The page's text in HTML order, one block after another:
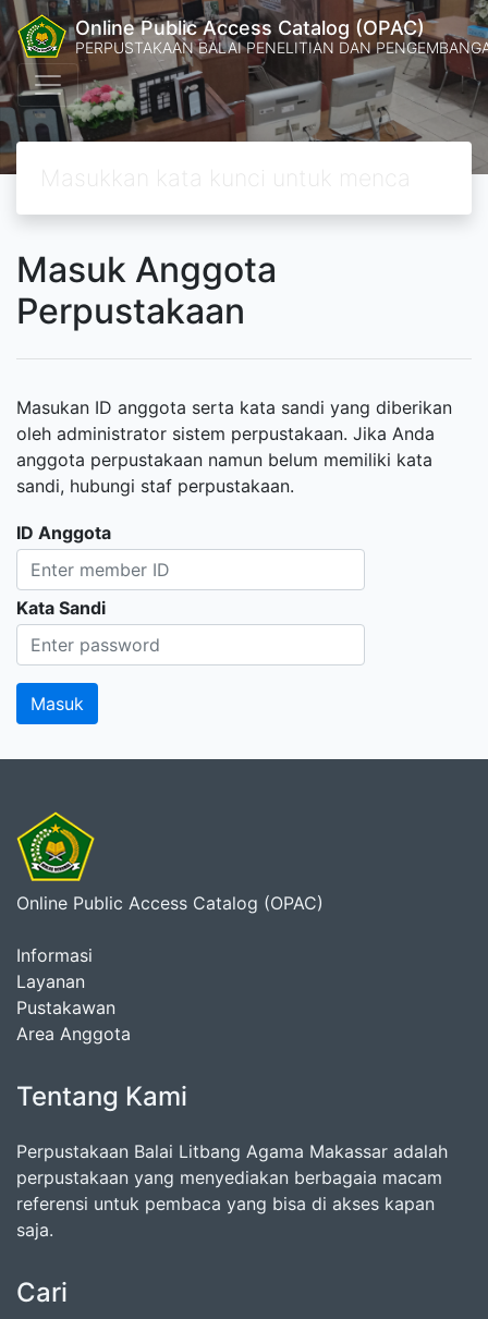
Online Public Access Catalog (OPAC)
PERPUSTAKAAN BALAI PENELITIAN DAN
Masuk Anggota
Perpustakaan
Masukan ID anggota serta kata sandi yang diberikan
oleh administrator sistem perpustakaan. Jika Anda
anggota perpustakaan namun belum memiliki kata
sandi, hubungi staf perpustakaan.
ID Anggota
Kata Sandi
Online Public Access Catalog (OPAC)
Informasi
Layanan
Pustakawan
Area Anggota
Tentang Kami
Perpustakaan Balai Litbang Agama Makassar adalah
perpustakaan yang menyediakan berbagaia macam
referensi untuk pembaca yang bisa di akses kapan
saja.
Cari